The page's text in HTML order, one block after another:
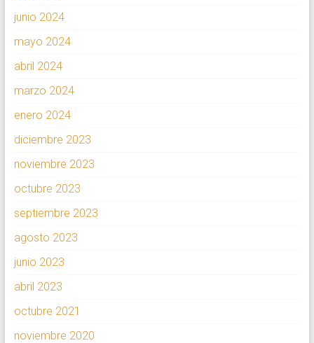
junio 2024
mayo 2024
abril 2024
marzo 2024
enero 2024
diciembre 2023
noviembre 2023
octubre 2023
septiembre 2023
agosto 2023
junio 2023
abril 2023
octubre 2021
noviembre 2020